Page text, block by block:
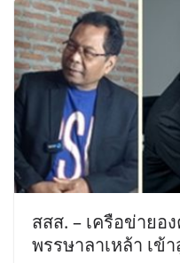
สสส. – เครือข่ายอ
พรรษาลาเหล้า เข้